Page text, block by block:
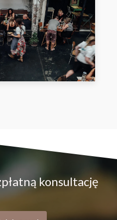
konsultację